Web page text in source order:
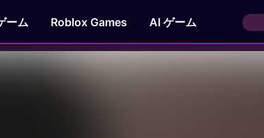
ーム Roblox Games AI ゲーム